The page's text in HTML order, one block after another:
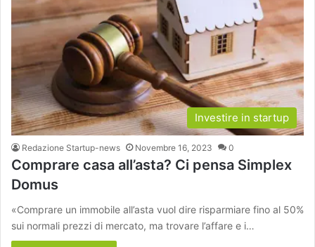
Investire in startup
Redazione Startup-news Novembre 16, 2023 0
Comprare casa all’asta? Ci pensa Simplex
Domus
«Comprare un immobile all’asta vuol dire risparmiare fino al 50%
sui normali prezzi di mercato, ma trovare l’affare e i…